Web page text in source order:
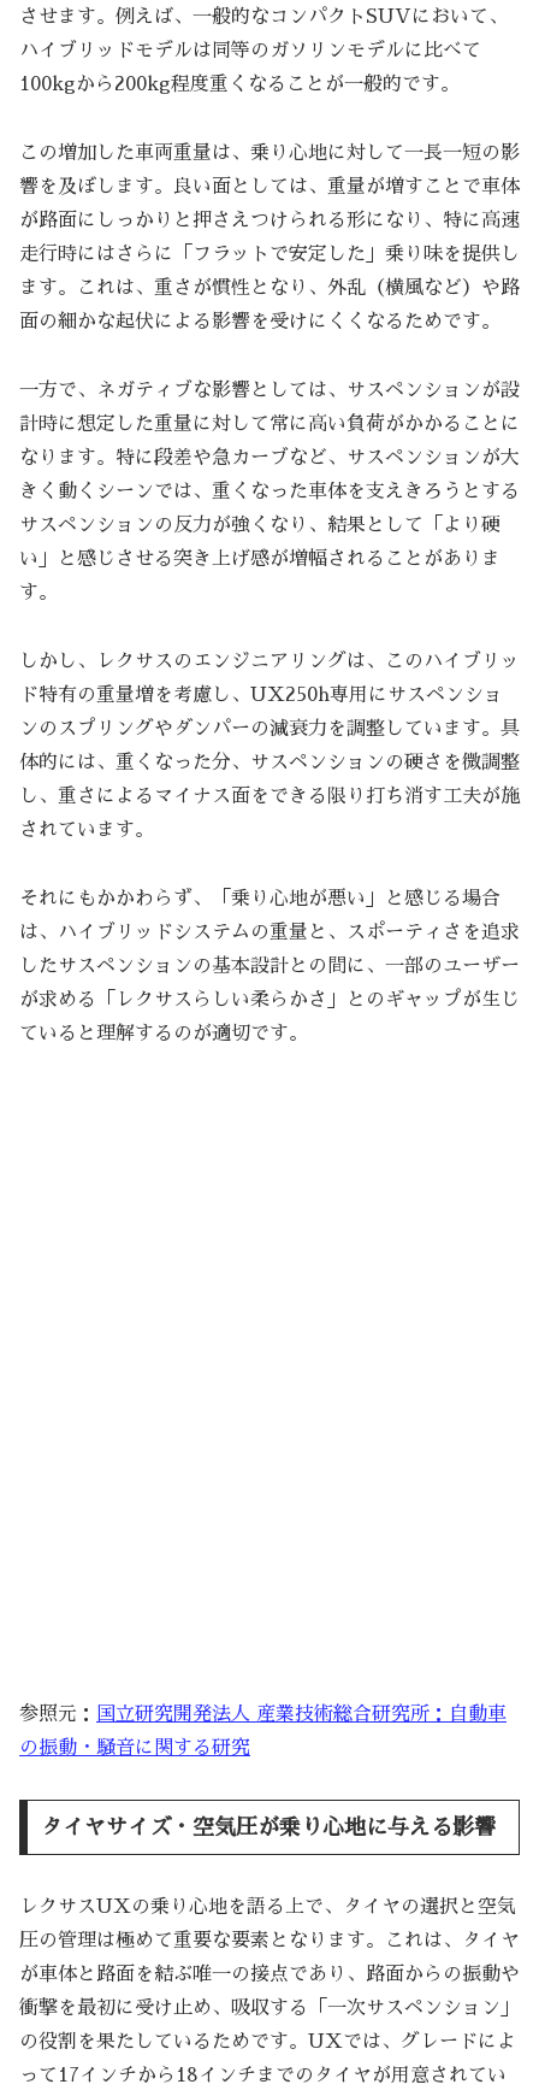
させます。例えば、一般的なコンパクトSUVにおいて、
ハイブリッドモデルは同等のガソリンモデルに比べて
100kgから200kg程度重くなることが一般的です。
この増加した車両重量は、乗り心地に対して一長一短の影
響を及ぼします。良い面としては、重量が増すことで車体
が路面にしっかりと押さえつけられる形になり、特に高速
走行時にはさらに「フラットで安定した」乗り味を提供し
ます。これは、重さが慣性となり、外乱（横風など）や路
面の細かな起伏による影響を受けにくくなるためです。
一方で、ネガティブな影響としては、サスペンションが設
計時に想定した重量に対して常に高い負荷がかかることに
なります。特に段差や急カーブなど、サスペンションが大
きく動くシーンでは、重くなった車体を支えきろうとする
サスペンションの反力が強くなり、結果として「より硬
い」と感じさせる突き上げ感が増幅されることがありま
す。
しかし、レクサスのエンジニアリングは、このハイブリッ
ド特有の重量増を考慮し、UX250h専用にサスペンショ
ンのスプリングやダンパーの減衰力を調整しています。具
体的には、重くなった分、サスペンションの硬さを微調整
し、重さによるマイナス面をできる限り打ち消す工夫が施
されています。
それにもかかわらず、「乗り心地が悪い」と感じる場合
は、ハイブリッドシステムの重量と、スポーティさを追求
したサスペンションの基本設計との間に、一部のユーザー
が求める「レクサスらしい柔らかさ」とのギャップが生じ
ていると理解するのが適切です。
参照元：
国立研究開発法人 産業技術総合研究所：自動車
の振動・騒音に関する研究
タイヤサイズ・空気圧が乗り心地に与える影響
レクサスUXの乗り心地を語る上で、タイヤの選択と空気
圧の管理は極めて重要な要素となります。これは、タイヤ
が車体と路面を結ぶ唯一の接点であり、路面からの振動や
衝撃を最初に受け止め、吸収する「一次サスペンション」
の役割を果たしているためです。UXでは、グレードによ
って17インチから18インチまでのタイヤが用意されてい